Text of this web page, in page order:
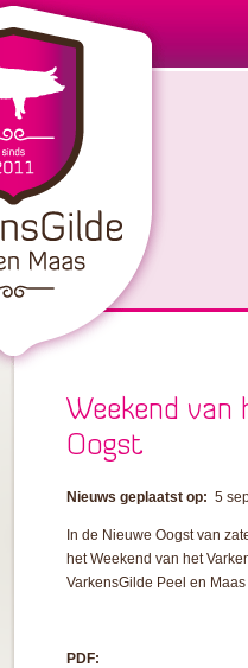
Weekend van
Oogst
Nieuws geplaatst op: 5
In de Nieuwe Oogst van
het Weekend van het
VarkensGilde Peel en
PDF: